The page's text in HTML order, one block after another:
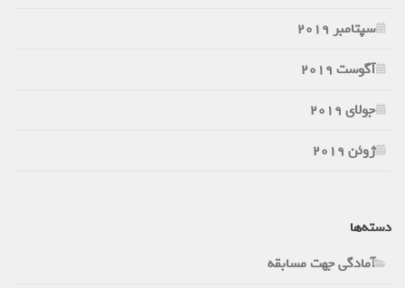
سپتامبر 2019
آگوست 2019
جولای 2019
ژوئن 2019
دسته‌ها
آمادگی جهت مسابقه